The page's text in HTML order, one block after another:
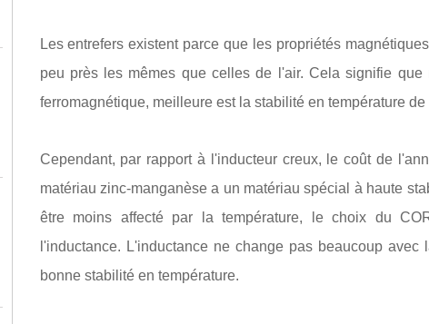
Les entrefers existent parce que les propriétés
peu près les mêmes que celles de l'air. Cela signifie
ferromagnétique, meilleure est la stabilité en température de
Cependant, par rapport à l'inducteur creux, le coût de
matériau zinc-manganèse a un matériau spécial à haute
être moins affecté par la température, le choix du
l'inductance. L'inductance ne change pas beaucoup
bonne stabilité en température.